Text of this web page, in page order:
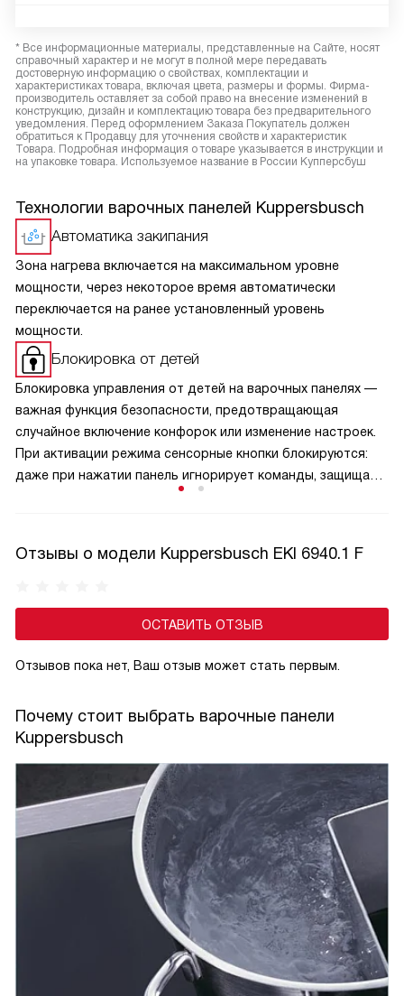
* Все информационные материалы, представленные на Сайте, носят
справочный характер и не могут в полной мере передавать
достоверную информацию о свойствах, комплектации и
характеристиках товара, включая цвета, размеры и формы. Фирма-
производитель оставляет за собой право на внесение изменений в
конструкцию, дизайн и комплектацию товара без предварительного
уведомления. Перед оформлением Заказа Покупатель должен
обратиться к Продавцу для уточнения свойств и характеристик
Товара. Подробная информация о товаре указывается в инструкции и
на упаковке товара. Используемое название в России Купперсбуш
Технологии варочных панелей Kuppersbusch
Автоматика закипания
Зона нагрева включается на максимальном уровне
мощности, через некоторое время автоматически
переключается на ранее установленный уровень
мощности.
Блокировка от детей
Блокировка управления от детей на варочных панелях —
важная функция безопасности, предотвращающая
случайное включение конфорок или изменение настроек.
При активации режима сенсорные кнопки блокируются:
даже при нажатии панель игнорирует команды, защищая
случайную деактивацию. Эта функция особенно актуальна
при готовке.
Отзывы о модели Kuppersbusch EKI 6940.1 F
ОСТАВИТЬ ОТЗЫВ
Отзывов пока нет, Ваш отзыв может стать первым.
Почему стоит выбрать варочные панели
Kuppersbusch